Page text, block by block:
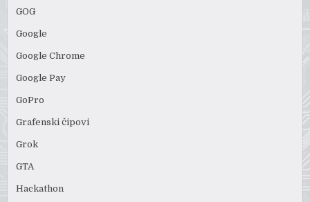
GOG
Google
Google Chrome
Google Pay
GoPro
Grafenski čipovi
Grok
GTA
Hackathon